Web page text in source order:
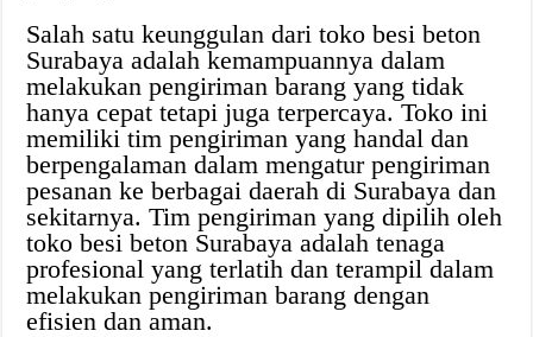
Salah satu keunggulan dari toko besi beton
Surabaya adalah kemampuannya dalam
melakukan pengiriman barang yang tidak
hanya cepat tetapi juga terpercaya. Toko ini
memiliki tim pengiriman yang handal dan
berpengalaman dalam mengatur pengiriman
pesanan ke berbagai daerah di Surabaya dan
sekitarnya. Tim pengiriman yang dipilih oleh
toko besi beton Surabaya adalah tenaga
profesional yang terlatih dan terampil dalam
melakukan pengiriman barang dengan
efisien dan aman.